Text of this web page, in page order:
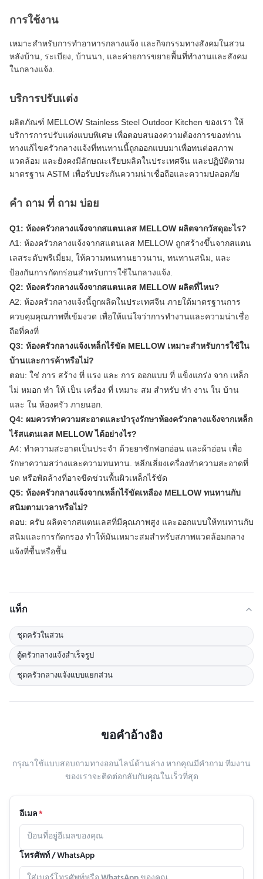
การใช้งาน
เหมาะสําหรับการทําอาหารกลางแจ้ง และกิจกรรมทางสังคมในสวน
หลังบ้าน, ระเบียง, บ้านนา, และค่ายการขยายพื้นที่ทํางานและสังคม
ในกลางแจ้ง.
บริการปรับแต่ง
ผลิตภัณฑ์ MELLOW Stainless Steel Outdoor Kitchen ของเรา ให้
บริการการปรับแต่งแบบพิเศษ เพื่อตอบสนองความต้องการของท่าน
ทางแก้ไขครัวกลางแจ้งที่ทนทานนี้ถูกออกแบบมาเพื่อทนต่อสภาพ
แวดล้อม และยังคงมีลักษณะเรียบผลิตในประเทศจีน และปฏิบัติตาม
มาตรฐาน ASTM เพื่อรับประกันความน่าเชื่อถือและความปลอดภัย
คํา ถาม ที่ ถาม บ่อย
Q1: ห้องครัวกลางแจ้งจากสแตนเลส MELLOW ผลิตจากวัสดุอะไร?
A1: ห้องครัวกลางแจ้งจากสแตนเลส MELLOW ถูกสร้างขึ้นจากสแตน
เลสระดับพรีเมี่ยม, ให้ความทนทานยาวนาน, ทนทานสนิม, และ
ป้องกันการกัดกร่อนสําหรับการใช้ในกลางแจ้ง.
Q2: ห้องครัวกลางแจ้งจากสแตนเลส MELLOW ผลิตที่ไหน?
A2: ห้องครัวกลางแจ้งนี้ถูกผลิตในประเทศจีน ภายใต้มาตรฐานการ
ควบคุมคุณภาพที่เข้มงวด เพื่อให้แน่ใจว่าการทํางานและความน่าเชื่อ
ถือที่คงที่
Q3: ห้องครัวกลางแจ้งเหล็กไร้ขัด MELLOW เหมาะสําหรับการใช้ใน
บ้านและการค้าหรือไม่?
ตอบ: ใช่ การ สร้าง ที่ แรง และ การ ออกแบบ ที่ แข็งแกร่ง จาก เหล็ก
ไม่ หมอก ทํา ให้ เป็น เครื่อง ที่ เหมาะ สม สําหรับ ทํา งาน ใน บ้าน
และ ใน ห้องครัว ภายนอก.
Q4: ผมควรทําความสะอาดและบํารุงรักษาห้องครัวกลางแจ้งจากเหล็ก
ไร้สแตนเลส MELLOW ได้อย่างไร?
A4: ทําความสะอาดเป็นประจํา ด้วยยาซักฟอกอ่อน และผ้าอ่อน เพื่อ
รักษาความสว่างและความทนทาน. หลีกเลี่ยงเครื่องทําความสะอาดที่
บด หรือพัดล้างที่อาจขีดข่วนพื้นผิวเหล็กไร้ขัด
Q5: ห้องครัวกลางแจ้งจากเหล็กไร้ขัดเหลือง MELLOW ทนทานกับ
สนิมตามเวลาหรือไม่?
ตอบ: ครับ ผลิตจากสแตนเลสที่มีคุณภาพสูง และออกแบบให้ทนทานกับ
สนิมและการกัดกรอง ทําให้มันเหมาะสมสําหรับสภาพแวดล้อมกลาง
แจ้งที่ชื้นหรือชื้น
แท็ก
ชุดครัวในสวน
ตู้ครัวกลางแจ้งสำเร็จรูป
ชุดครัวกลางแจ้งแบบแยกส่วน
ขอคําอ้างอิง
กรุณาใช้แบบสอบถามทางออนไลน์ด้านล่าง หากคุณมีคําถาม ทีมงาน
ของเราจะติดต่อกลับกับคุณในเร็วที่สุด
อีเมล*
โทรศัพท์ / WhatsApp